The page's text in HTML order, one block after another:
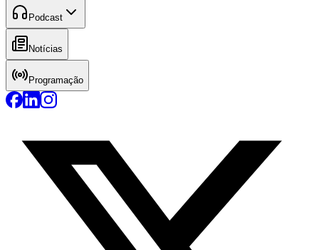
Podcast
Notícias
Programação